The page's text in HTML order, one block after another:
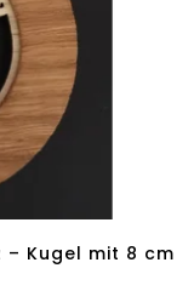
– Kugel mit 8 cm